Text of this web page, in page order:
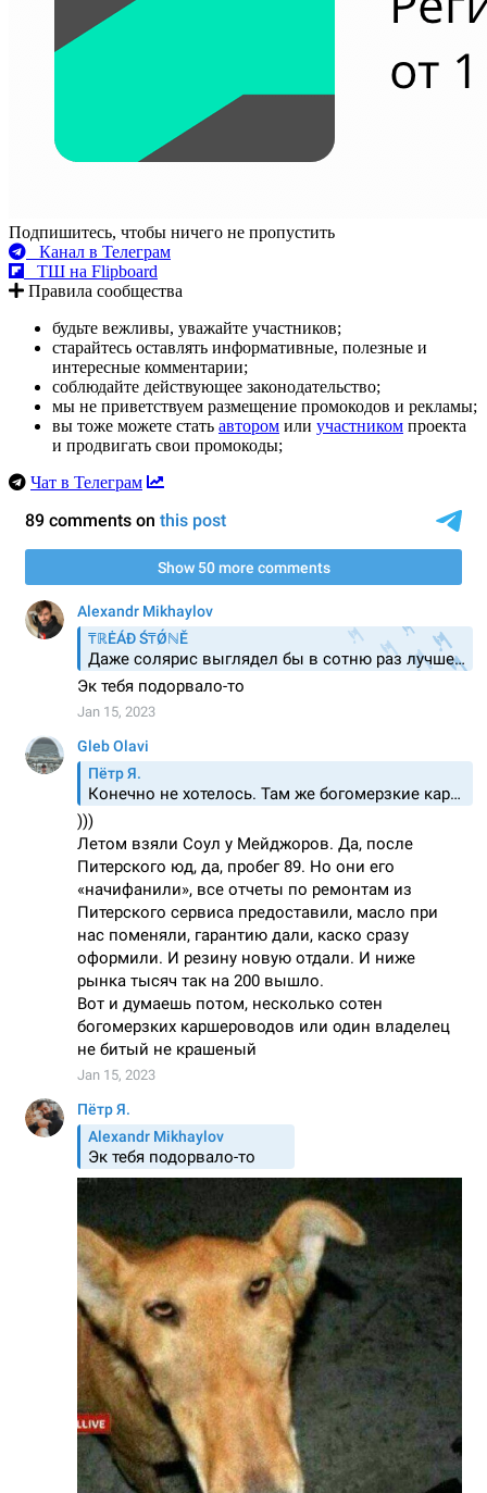
Подпишитесь, чтобы ничего не пропустить
Канал в Телеграм
ТШ на Flipboard
Правила сообщества
будьте вежливы, уважайте участников;
старайтесь оставлять информативные, полезные и
интересные комментарии;
соблюдайте действующее законодательство;
мы не приветствуем размещение промокодов и рекламы;
вы тоже можете стать автором или участником проекта
и продвигать свои промокоды;
Чат в Телеграм